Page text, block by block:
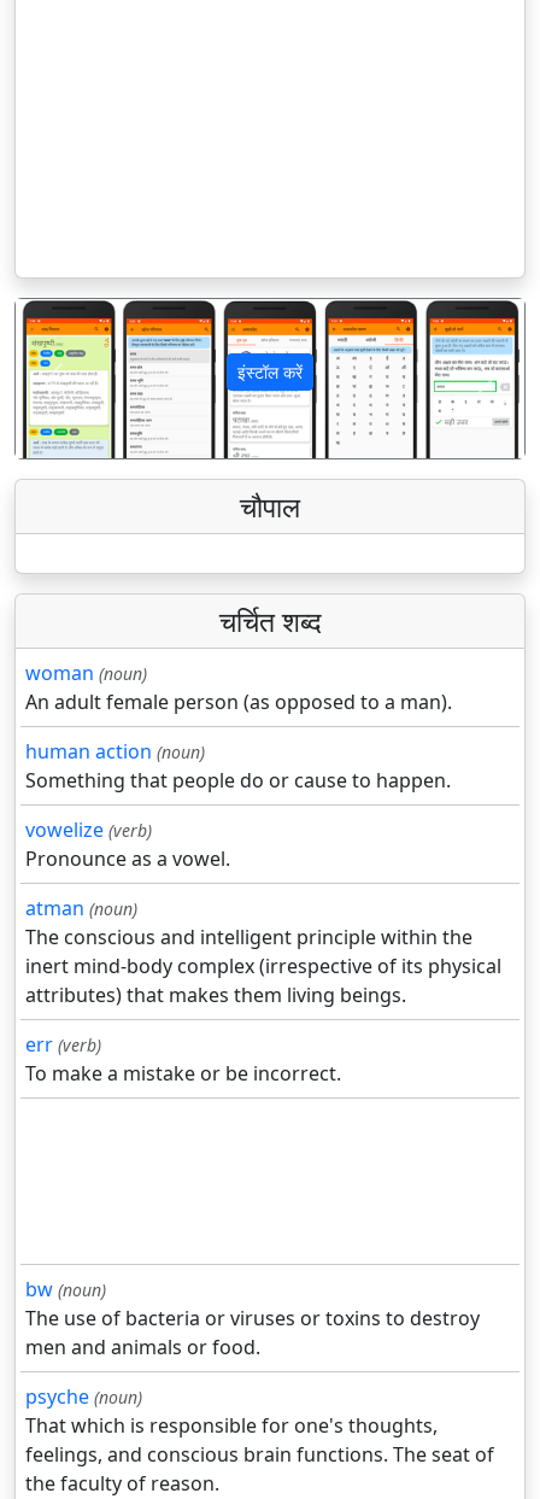
इंस्टॉल करें
पिछला अगला
चौपाल
चर्चित शब्द
woman (noun)
An adult female person (as opposed to a man).
human action (noun)
Something that people do or cause to happen.
vowelize (verb)
Pronounce as a vowel.
atman (noun)
The conscious and intelligent principle within the
inert mind-body complex (irrespective of its physical
attributes) that makes them living beings.
err (verb)
To make a mistake or be incorrect.
bw (noun)
The use of bacteria or viruses or toxins to destroy
men and animals or food.
psyche (noun)
That which is responsible for one's thoughts,
feelings, and conscious brain functions. The seat of
the faculty of reason.